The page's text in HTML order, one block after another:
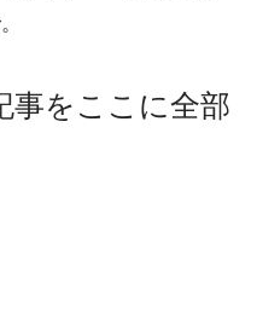
事をここに全部